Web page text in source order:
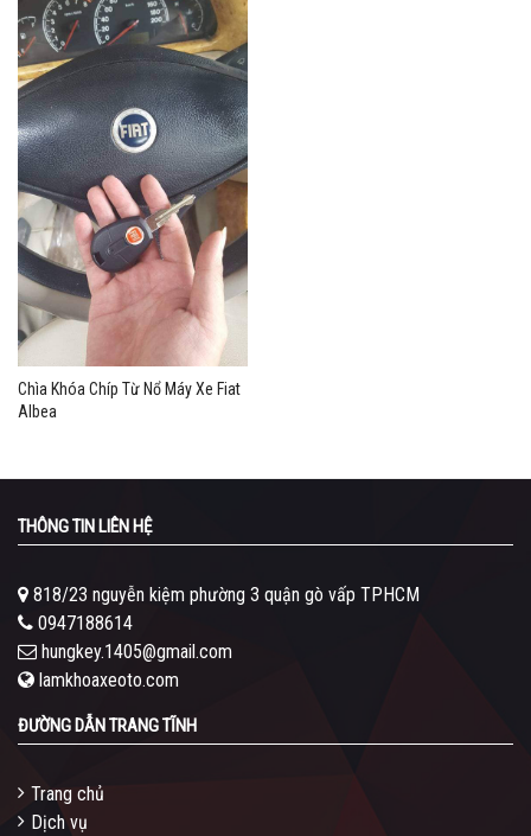
Chìa Khóa Chíp Từ Nổ Máy Xe Fiat
Albea
THÔNG TIN LIÊN HỆ
818/23 nguyễn kiệm phường 3 quận gò vấp TPHCM
0947188614
hungkey.1405@gmail.com
lamkhoaxeoto.com
ĐƯỜNG DẪN TRANG TĨNH
Trang chủ
Dịch vụ